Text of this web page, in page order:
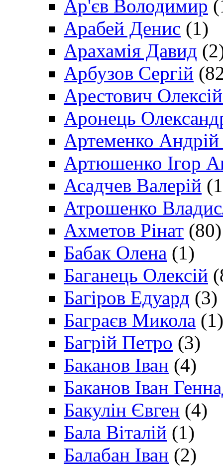
Ар'єв Володимир
Арабей Денис (1)
Арахамія Давид
Арбузов Сергій
Арестович
Аронець
Артеменко Андрій
Артюшенко Ігор
Асадчев Валерій
Атрошенко
Ахметов Рінат (80)
Бабак Олена (1)
Баганець Олексій
Багіров Едуард (3)
Баграєв Микола (1)
Багрій Петро (3)
Баканов Іван (4)
Баканов Іван
Бакулін Євген (4)
Бала Віталій (1)
Балабан Іван (2)